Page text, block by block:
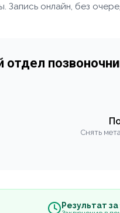
Запись онлайн, без
Снять
Результат за